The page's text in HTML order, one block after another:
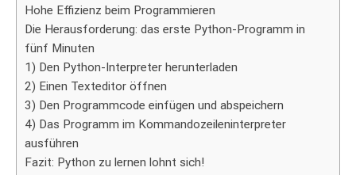
Hohe Effizienz beim Programmieren
Die Herausforderung: das erste Python-Programm in
fünf Minuten
1) Den Python-Interpreter herunterladen
2) Einen Texteditor öffnen
3) Den Programmcode einfügen und abspeichern
4) Das Programm im Kommandozeileninterpreter
ausführen
Fazit: Python zu lernen lohnt sich!